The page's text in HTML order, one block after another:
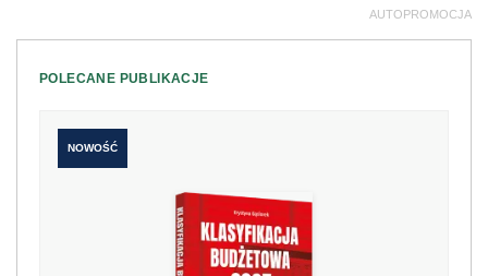
AUTOPROMOCJA
POLECANE PUBLIKACJE
NOWOŚĆ